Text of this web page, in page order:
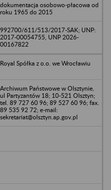
dokumentacja osobowo-płacowa od
roku 1965 do 2015
992700/611/513/2017-SAK; UNP:
2017-00054755, UNP 2026-
00167822
Royal Spółka z o.o. we Wrocławiu
Archiwum Państwowe w Olsztynie,
ul Partyzantów 18; 10-521 Olsztyn;
tel. 89 727 60 96; 89 527 60 96; fax.
89 535 92 72; e-mail:
sekretariat@olsztyn.ap.gov.pl